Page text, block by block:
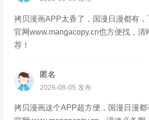
拷贝漫画APP太香了，国漫日漫都有，
官网www.mangacopy.cn也方便找，清
荐！
匿名
2026-08-05 发布
拷贝漫画这个APP超方便，国漫日漫都